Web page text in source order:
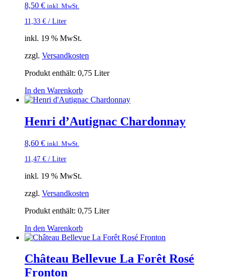
8,50 € inkl. MwSt.
11,33 € / Liter
inkl. 19 % MwSt.
zzgl. Versandkosten
Produkt enthält: 0,75 Liter
In den Warenkorb
Henri d’Autignac Chardonnay
8,60 € inkl. MwSt.
11,47 € / Liter
inkl. 19 % MwSt.
zzgl. Versandkosten
Produkt enthält: 0,75 Liter
In den Warenkorb
Château Bellevue La Forêt Rosé
Fronton